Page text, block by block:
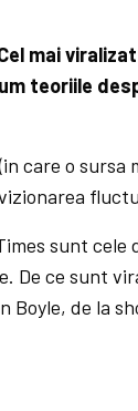
mai
teoriile
care o sursa
sunt cele
De ce sunt
de la